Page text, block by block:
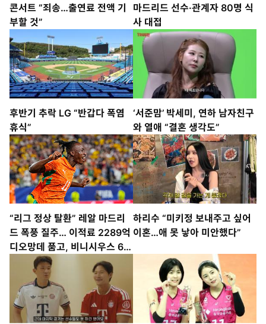
콘서트 “죄송…출연료 전액 기
부할 것”
마드리드 선수·관계자 80명 식
사 대접
후반기 추락 LG “반갑다 폭염
휴식”
‘서준맘’ 박세미, 연하 남자친구
와 열애 “결혼 생각도”
“리그 정상 탈환” 레알 마드리
드 폭풍 질주… 이적료 2289억
디오망데 품고, 비니시우스 6년
더 붙잡고
하리수 “미키정 보내주고 싶어
이혼…애 못 낳아 미안했다”